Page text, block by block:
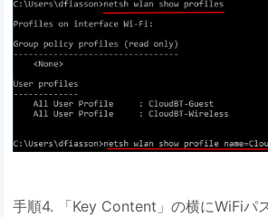
手順4. 「Key Content」の横にWiFiパ